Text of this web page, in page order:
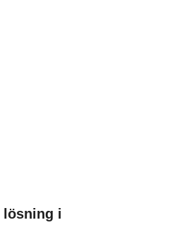
lösning i